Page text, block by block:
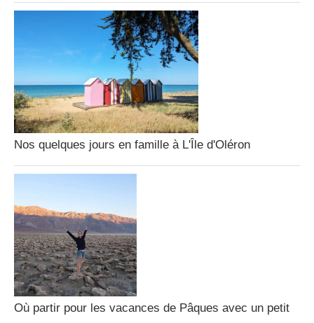
Nos quelques jours en famille à L'Île d'Oléron
Où partir pour les vacances de Pâques avec un petit